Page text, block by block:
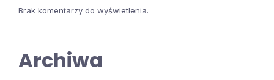
Brak komentarzy do wyświetlenia.
Archiwa